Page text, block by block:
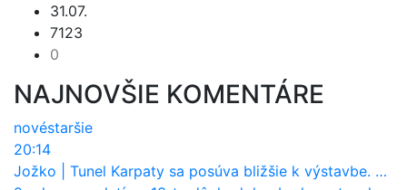
31.07.
7123
0
NAJNOVŠIE KOMENTÁRE
novéstaršie
20:14
Jožko
Tunel Karpaty sa posúva bližšie k výstavbe. NDS urobila dôležitý krok